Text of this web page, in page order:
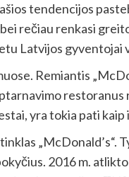
tendencijos
rečiau renkasi
Latvijos
Remiantis
yra tokia pati
2016 m.